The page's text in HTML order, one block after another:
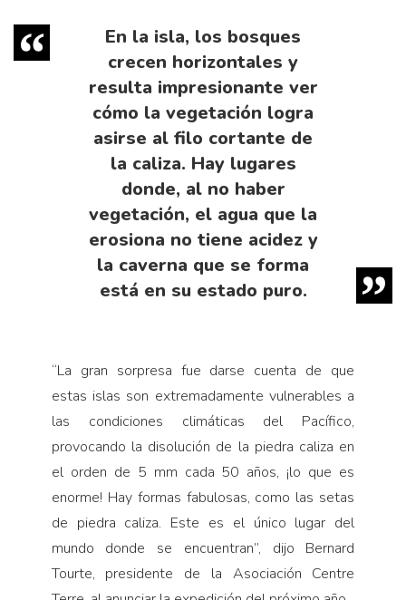
En la isla, los bosques
crecen horizontales y
resulta impresionante ver
cómo la vegetación logra
asirse al filo cortante de
la caliza. Hay lugares
donde, al no haber
vegetación, el agua que la
erosiona no tiene acidez y
la caverna que se forma
está en su estado puro.
“La gran sorpresa fue darse cuenta de que
estas islas son extremadamente vulnerables a
las condiciones climáticas del Pacífico,
provocando la disolución de la piedra caliza en
el orden de 5 mm cada 50 años, ¡lo que es
enorme! Hay formas fabulosas, como las setas
de piedra caliza. Este es el único lugar del
mundo donde se encuentran”, dijo Bernard
Tourte, presidente de la Asociación Centre